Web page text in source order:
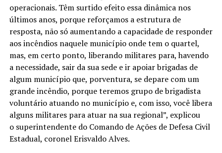
operacionais. Têm surtido efeito essa dinâmica nos
últimos anos, porque reforçamos a estrutura de
resposta, não só aumentando a capacidade de responder
aos incêndios naquele município onde tem o quartel,
mas, em certo ponto, liberando militares para, havendo
a necessidade, sair da sua sede e ir apoiar brigadas de
algum município que, porventura, se depare com um
grande incêndio, porque teremos grupo de brigadista
voluntário atuando no município e, com isso, você libera
alguns militares para atuar na sua regional”, explicou
o superintendente do Comando de Ações de Defesa Civil
Estadual, coronel Erisvaldo Alves.